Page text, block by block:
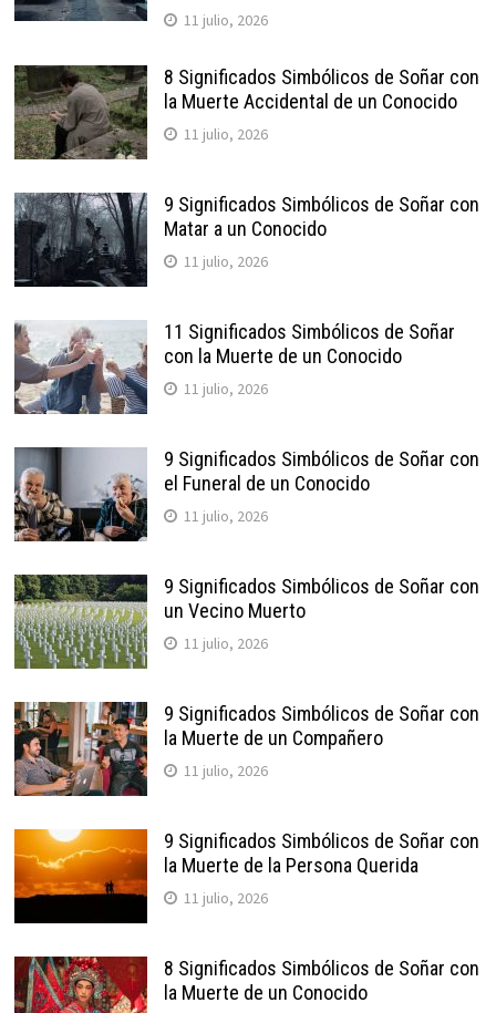
11 julio, 2026
8 Significados Simbólicos de Soñar con
la Muerte Accidental de un Conocido
11 julio, 2026
9 Significados Simbólicos de Soñar con
Matar a un Conocido
11 julio, 2026
11 Significados Simbólicos de Soñar
con la Muerte de un Conocido
11 julio, 2026
9 Significados Simbólicos de Soñar con
el Funeral de un Conocido
11 julio, 2026
9 Significados Simbólicos de Soñar con
un Vecino Muerto
11 julio, 2026
9 Significados Simbólicos de Soñar con
la Muerte de un Compañero
11 julio, 2026
9 Significados Simbólicos de Soñar con
la Muerte de la Persona Querida
11 julio, 2026
8 Significados Simbólicos de Soñar con
la Muerte de un Conocido